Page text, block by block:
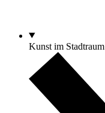
Kunst im Stadtraum